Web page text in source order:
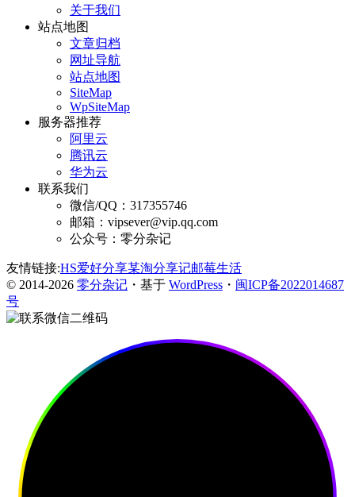
关于我们
站点地图
文章归档
网址导航
站点地图
SiteMap
WpSiteMap
服务器推荐
阿里云
腾讯云
华为云
联系我们
微信/QQ：317355746
邮箱：vipsever@vip.qq.com
公众号：零分杂记
友情链接:HS爱好分享某淘分享记邮莓生活
© 2014-2026 零分杂记 ・基于 WordPress ・ 闽ICP备2022014687
号